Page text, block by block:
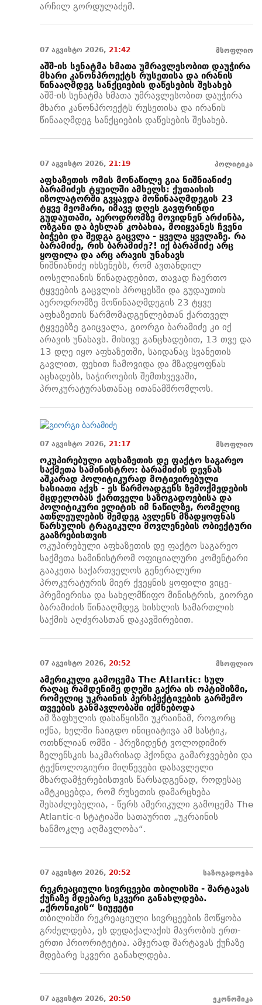
არჩილ გორდულაძემ.
07 აგვისტო 2026, 21:42 მსოფლიო
აშშ-ის სენატმა ხმათა უმრავლესობით დაუჭირა
მხარი კანონპროექტს რუსეთისა და ირანის
წინააღმდეგ სანქციების დაწესების შესახებ
აშშ-ის სენატმა ხმათა უმრავლესობით დაუჭირა
მხარი კანონპროექტს რუსეთისა და ირანის
წინააღმდეგ სანქციების დაწესების შესახებ.
07 აგვისტო 2026, 21:19 პოლიტიკა
აფხაზეთის ომის მონაწილე გია ნიშნიანიძე
ბარამიძეს ტყუილში ამხელს: ქუთაისის
იზოლატორში გვყავდა მოწინააღმდეგის 23
ტყვე მეომარი, იმავე დღეს გავფრინდი
გუდაუთაში, აეროდრომზე მოვიდნენ არძინბა,
ოზგანი და ბესლან კობახია, მოიყვანეს ჩვენი
ბიჭები და შედგა გაცვლა - ყველა ყველაზე. რა
ბარამიძე, რის ბარამიძე?! იქ ბარამიძე არც
ყოფილა და არც არავის უნახავს
ნიშნიანიძე იხსენებს, რომ ავთანდილ
იოსელიანის წინადადებით, თავად ჩაერთო
ტყვეების გაცვლის პროცესში და გუდაუთის
აეროდრომზე მოწინააღმდეგის 23 ტყვე
აფხაზეთის წარმომადგენლებთან ქართველ
ტყვეებზე გაიცვალა, გიორგი ბარამიძე კი იქ
არავის უნახავს. მისივე განცხადებით, 13 თვე და
13 დღე იყო აფხაზეთში, საიდანაც სვანეთის
გავლით, ფეხით ჩამოვიდა და მზადყოფნას
აცხადებს, საჭიროების შემთხვევაში,
პროკურატურასთანაც ითანამშრომლოს.
07 აგვისტო 2026, 21:17 მსოფლიო
ოკუპირებული აფხაზეთის დე ფაქტო საგარეო
საქმეთა სამინისტრო: ბარამიძის დევნას
აშკარად პოლიტიკურად მოტივირებული
ხასიათი აქვს - ეს წარმოადგენს ზემოქმედების
მცდელობას ქართველი საზოგადოებისა და
პოლიტიკური ელიტის იმ ნაწილზე, რომელიც
ათწლეულების შემდეგ ავლენს მზადყოფნას
წარსულის ტრაგიკული მოვლენების ობიექტური
გააზრებისთვის
ოკუპირებული აფხაზეთის დე ფაქტო საგარეო
საქმეთა სამინისტრომ ოფიციალური კომენტარი
გააკეთა საქართველოს გენერალური
პროკურატურის მიერ ქვეყნის ყოფილი ვიცე-
პრემიერისა და სახელმწიფო მინისტრის, გიორგი
ბარამიძის წინააღმდეგ სისხლის სამართლის
საქმის აღძვრასთან დაკავშირებით.
07 აგვისტო 2026, 20:52 მსოფლიო
ამერიკული გამოცემა The Atlantic: სულ
რაღაც რამდენიმე დღეში გაქრა ის ოპტიმიზმი,
რომელიც უკრაინის პერსპექტივების გარშემო
თვეების განმავლობაში იქმნებოდა
ამ ზაფხულის დასაწყისში უკრაინამ, როგორც
იქნა, ხელში ჩაიგდო ინიციატივა ამ სასტიკ,
ოთხწლიან ომში - პრეზიდენტ ვოლოდიმირ
ზელენსკის საკმარისად ჰქონდა გამარჯვებები და
ტექნოლოგიური მიღწევები დასავლელი
მხარდამჭერებისთვის წარსადგენად, როდესაც
ამტკიცებდა, რომ რუსეთის დამარცხება
შესაძლებელია, - წერს ამერიკული გამოცემა The
Atlantic-ი სტატიაში სათაურით „უკრაინის
ხანმოკლე აღმავლობა“.
07 აგვისტო 2026, 20:52 საზოგადოება
რეკრეაციული სივრცეები თბილისში - შარტავას
ქუჩაზე მდებარე სკვერი განახლდება.
„ქრონიკის“ სიუჟეტი
თბილისში რეკრეაციული სივრცეების მოწყობა
გრძელდება, ეს დედაქალაქის მავრობის ერთ-
ერთი პრიორიტეტია. ამჯერად შარტავას ქუჩაზე
მდებარე სკვერი განახლდება.
07 აგვისტო 2026, 20:50 ეკონომიკა